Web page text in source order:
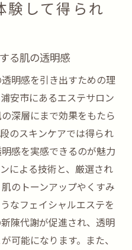
験して得られ
る肌の透明感
明感を引き出すための理
安市にあるエステサロン
深層にまで効果をもたら
のスキンケアでは得られ
感を実感できるのが魅力
による技術と、厳選され
のトーンアップやくすみ
なフェイシャルエステを
陳代謝が促進され、透明
可能になります。また、